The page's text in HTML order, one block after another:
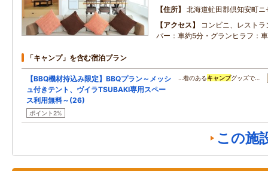
住所
北海道虻田郡倶知安町
アクセス
コンビニ、レスト
パー：車約5分・グランヒラフ：
「キャンプ」を含む宿泊プラン
【BBQ機材持込み限定】BBQプラン～メッシ
ュ付きテント、ヴイラTSUBAKI専用スペー
ス利用無料～(26)
ポイント2%
…着のあるキャンプグッズで…
この施